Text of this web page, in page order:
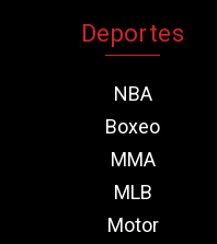
Deportes
NBA
Boxeo
MMA
MLB
Motor